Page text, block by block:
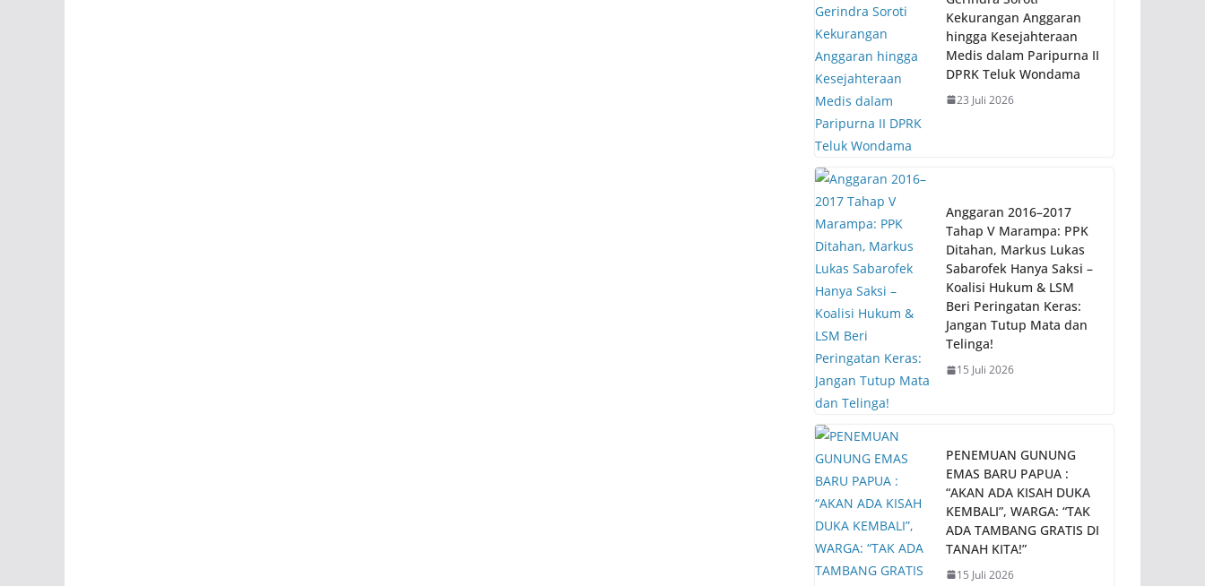
Kekurangan Anggaran
hingga Kesejahteraan
Medis dalam Paripurna II
DPRK Teluk Wondama
23 Juli 2026
Anggaran 2016–2017
Tahap V Marampa: PPK
Ditahan, Markus Lukas
Sabarofek Hanya Saksi –
Koalisi Hukum & LSM
Beri Peringatan Keras:
Jangan Tutup Mata dan
Telinga!
15 Juli 2026
PENEMUAN GUNUNG
EMAS BARU PAPUA :
“AKAN ADA KISAH DUKA
KEMBALI”, WARGA: “TAK
ADA TAMBANG GRATIS DI
TANAH KITA!”
15 Juli 2026